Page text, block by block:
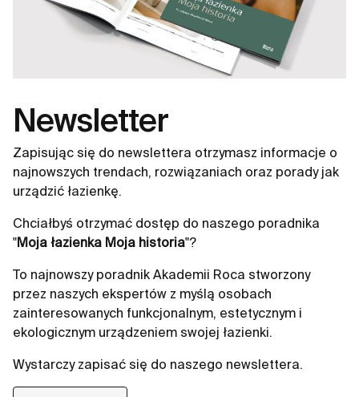
Newsletter
Zapisując się do newslettera otrzymasz informacje o
najnowszych trendach, rozwiązaniach oraz porady jak
urządzić łazienkę.
Chciałbyś otrzymać dostęp do naszego poradnika
"Moja łazienka Moja historia"?
To najnowszy poradnik Akademii Roca stworzony
przez naszych ekspertów z myślą osobach
zainteresowanych funkcjonalnym, estetycznym i
ekologicznym urządzeniem swojej łazienki.
Wystarczy zapisać się do naszego newslettera.